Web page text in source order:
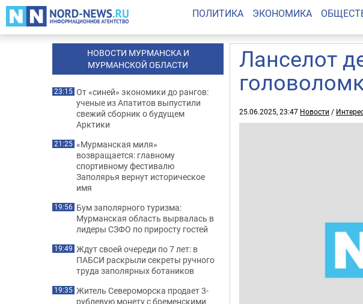
ПОЛИТИКА ЭКОНОМИКА
Ланселот
25.06.2025, 23:47 Новости /
НОВОСТИ МУРМАНСКА И
МУРМАНСКОЙ ОБЛАСТИ
23:15 От «синей» экономики до рангов:
ученые из Апатитов выпустили
свежий сборник о будущем
Арктики
21:25 «Мурманская миля»
возвращается: главному
спортивному фестивалю
Заполярья вернут историческое
имя
19:56 Бум заполярного туризма:
Мурманская область вырвалась в
лидеры СЗФО по приросту гостей
19:49 Ждут своей очереди по 7 лет: в
ПАБСИ раскрыли секреты ручного
труда заполярных ботаников
19:35 Житель Североморска продает 3-
рублевую монету с бременскими